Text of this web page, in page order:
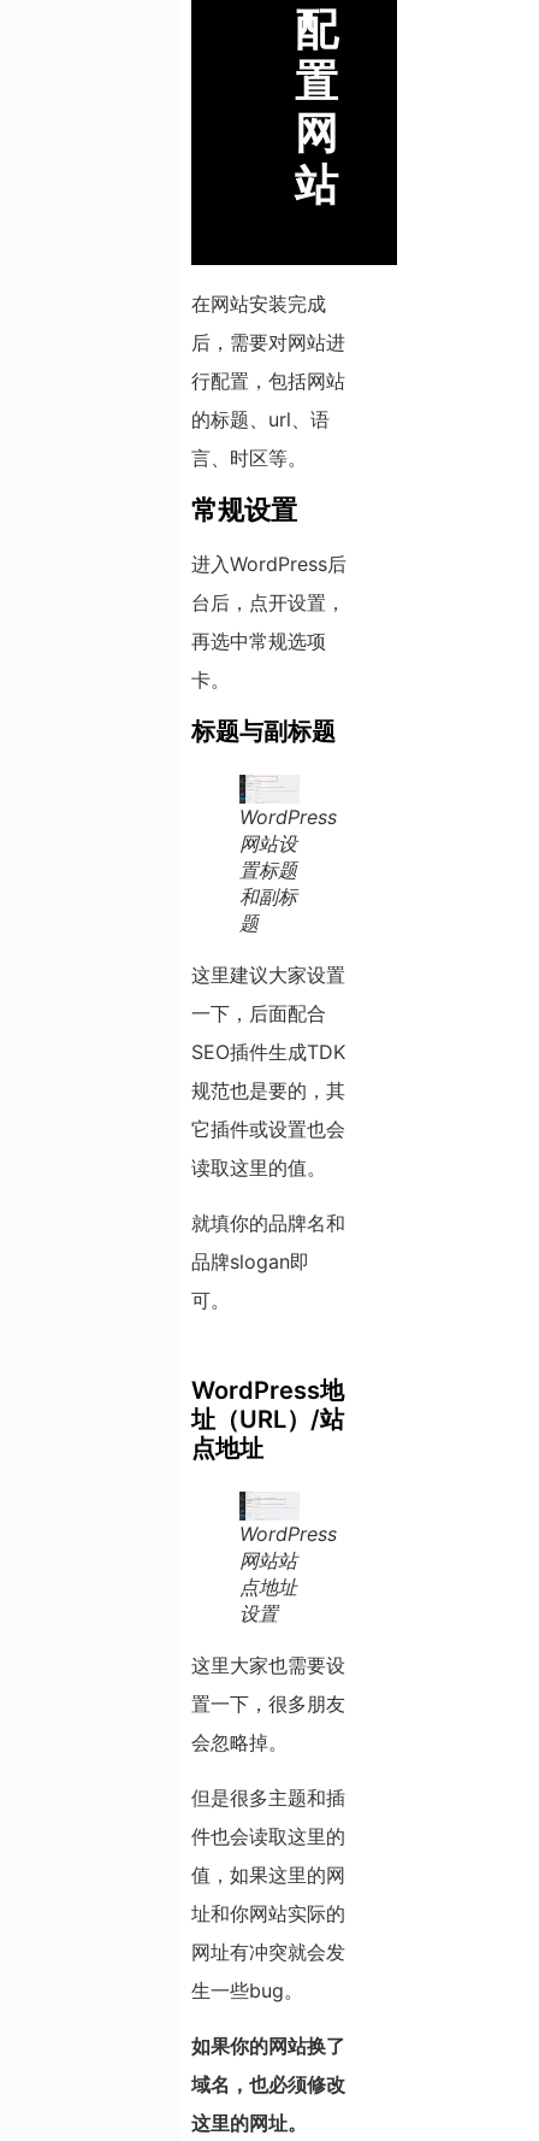
配
置
网
站
在网站安装完成
后，需要对网站进
行配置，包括网站
的标题、url、语
言、时区等。
常规设置
进入WordPress后
台后，点开设置，
再选中常规选项
卡。
标题与副标题
WordPress
网站设
置标题
和副标
题
这里建议大家设置
一下，后面配合
SEO插件生成TDK
规范也是要的，其
它插件或设置也会
读取这里的值。
就填你的品牌名和
品牌slogan即
可。
WordPress地
址（URL）/站
点地址
WordPress
网站站
点地址
设置
这里大家也需要设
置一下，很多朋友
会忽略掉。
但是很多主题和插
件也会读取这里的
值，如果这里的网
址和你网站实际的
网址有冲突就会发
生一些bug。
如果你的网站换了
域名，也必须修改
这里的网址。